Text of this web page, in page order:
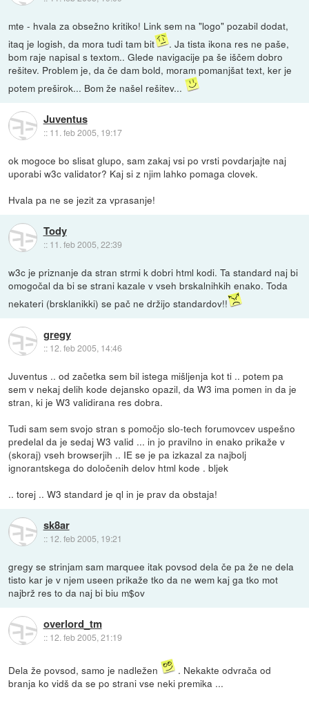
mte - hvala za obsežno kritiko! Link sem na "logo" pozabil dodat,
itaq je logish, da mora tudi tam bit
. Ja tista ikona res ne paše,
bom raje napisal s textom.. Glede navigacije pa še iščem dobro
rešitev. Problem je, da če dam bold, moram pomanjšat text, ker je
potem preširok... Bom že našel rešitev...
Juventus
:: 11. feb 2005, 19:17
ok mogoce bo slisat glupo, sam zakaj vsi po vrsti povdarjajte naj
uporabi w3c validator? Kaj si z njim lahko pomaga clovek.
Hvala pa ne se jezit za vprasanje!
Tody
:: 11. feb 2005, 22:39
w3c je priznanje da stran strmi k dobri html kodi. Ta standard naj bi
omogočal da bi se strani kazale v vseh brskalnihkih enako. Toda
nekateri (brsklanikki) se pač ne držijo standardov!!
gregy
:: 12. feb 2005, 14:46
Juventus .. od začetka sem bil istega mišljenja kot ti .. potem pa
sem v nekaj delih kode dejansko opazil, da W3 ima pomen in da je
stran, ki je W3 validirana res dobra.
Tudi sam sem svojo stran s pomočjo slo-tech forumovcev uspešno
predelal da je sedaj W3 valid ... in jo pravilno in enako prikaže v
(skoraj) vseh browserjih .. IE se je pa izkazal za najbolj
ignorantskega do določenih delov html kode . bljek
.. torej .. W3 standard je ql in je prav da obstaja!
sk8ar
:: 12. feb 2005, 19:21
gregy se strinjam sam marquee itak povsod dela če pa že ne dela
tisto kar je v njem useen prikaže tko da ne wem kaj ga tko mot
najbrž res to da naj bi biu m$ov
overlord_tm
:: 12. feb 2005, 21:19
Dela že povsod, samo je nadležen
. Nekakte odvrača od
branja ko vidš da se po strani vse neki premika ...